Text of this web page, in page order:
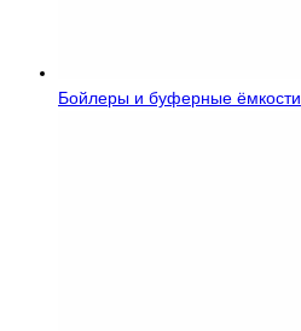
Бойлеры и буферные ёмкости